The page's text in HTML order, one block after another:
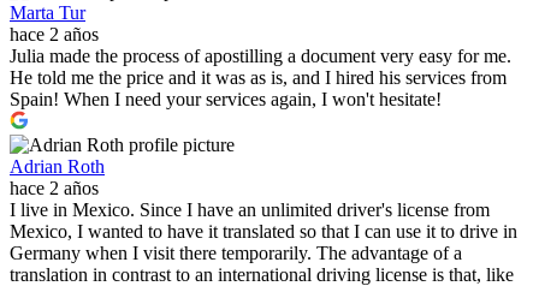
Marta Tur
hace 2 años
Julia made the process of apostilling a document very easy for me.
He told me the price and it was as is, and I hired his services from
Spain! When I need your services again, I won't hesitate!
Adrian Roth
hace 2 años
I live in Mexico. Since I have an unlimited driver's license from
Mexico, I wanted to have it translated so that I can use it to drive in
Germany when I visit there temporarily. The advantage of a
translation in contrast to an international driving license is that, like